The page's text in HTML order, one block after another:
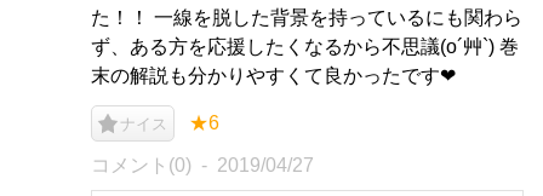
た！！ 一線を脱した背景を持っているにも関わら
ず、ある方を応援したくなるから不思議(o´艸`) 巻
末の解説も分かりやすくて良かったです❤︎
ナイス ★6
コメント(0) 2019/04/27